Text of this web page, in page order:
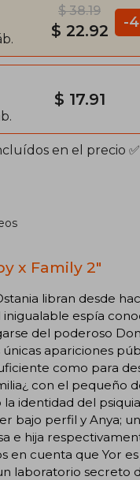
$ 38.19
$ 22.92 -
$ 17.91
en el precio ✅
x Family 2"
libran desde
espía
del poderoso
apariciones
como para
con el pequeño
identidad del
bajo perfil y Anya;
e hija
en cuenta que Yor
laboratorio secreto